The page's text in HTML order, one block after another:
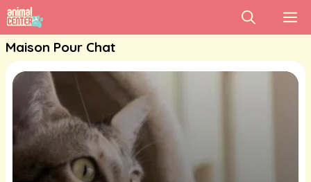
Aller
au
contenu
Maison Pour Chat